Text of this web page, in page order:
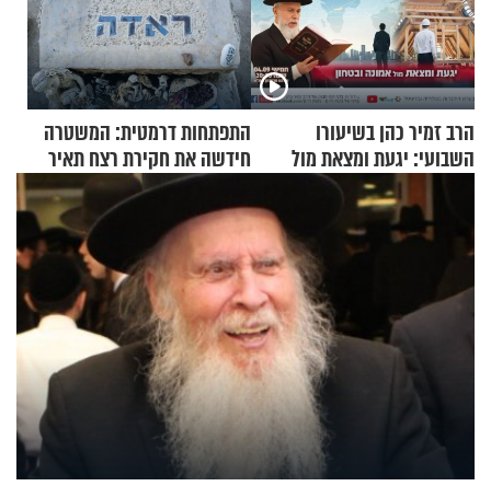
הרב זמיר כהן בשיעורו
השבועי: יגעת ומצאת מול
אמונה ובטחון
התפתחות דרמטית: המשטרה
חידשה את חקירת רצח תאיר